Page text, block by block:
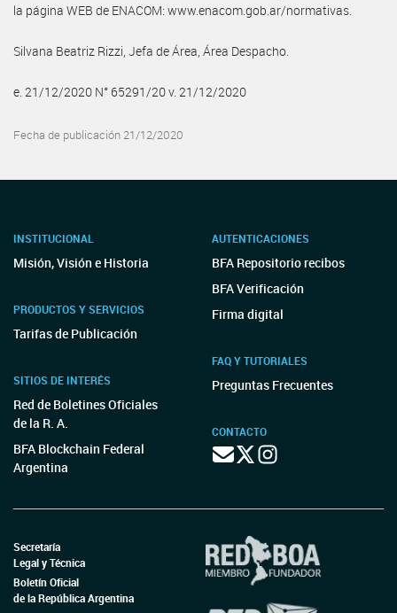
la página WEB de ENACOM: www.enacom.gob.ar/normativas.
Silvana Beatriz Rizzi, Jefa de Área, Área Despacho.
e. 21/12/2020 N° 65291/20 v. 21/12/2020
Fecha de publicación 21/12/2020
INSTITUCIONAL
Misión, Visión e Historia
PRODUCTOS Y SERVICIOS
Tarifas de Publicación
SITIOS DE INTERÉS
Red de Boletines Oficiales
de la R. A.
BFA Blockchain Federal
Argentina
AUTENTICACIONES
BFA Repositorio recibos
BFA Verificación
Firma digital
FAQ Y TUTORIALES
Preguntas Frecuentes
CONTACTO
Secretaría
Legal y Técnica
Boletín Oficial
de la República Argentina